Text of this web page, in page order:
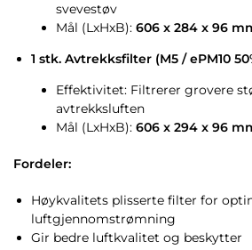
svevestøv
Mål (LxHxB): 606 x 284 x 96
1 stk. Avtrekksfilter (M5 / ePM10
Effektivitet: Filtrerer grovere
avtrekksluften
Mål (LxHxB): 606 x 294 x 96
Fordeler:
Høykvalitets plisserte filter for
luftgjennomstrømning
Gir bedre luftkvalitet og beskytter